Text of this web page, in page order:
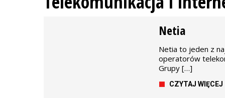
Netia
Netia to jeden z
operatorów
Grupy […]
CZYTAJ WIĘCEJ